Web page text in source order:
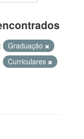
Graduação
Curriculares